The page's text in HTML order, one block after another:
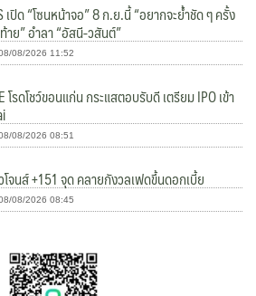
เปิด “โซนหน้าจอ” 8 ก.ย.นี้ “อยากจะย้ำชัด ๆ ครั้ง
าย” อำลา “อัสนี-วสันต์”
08/2026 11:52
โรดโชว์ขอนแก่น กระแสตอบรับดี เตรียม IPO เข้า
08/2026 08:51
โจนส์ +151 จุด คลายกังวลเฟดขึ้นดอกเบี้ย
08/2026 08:45